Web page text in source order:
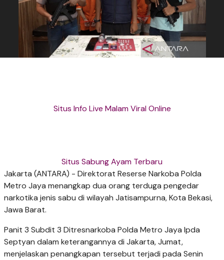
Situs Info Live Malam Viral Online
Situs Sabung Ayam Terbaru
Jakarta (ANTARA) - Direktorat Reserse Narkoba Polda
Metro Jaya menangkap dua orang terduga pengedar
narkotika jenis sabu di wilayah Jatisampurna, Kota Bekasi,
Jawa Barat.
Panit 3 Subdit 3 Ditresnarkoba Polda Metro Jaya Ipda
Septyan dalam keterangannya di Jakarta, Jumat,
menjelaskan penangkapan tersebut terjadi pada Senin